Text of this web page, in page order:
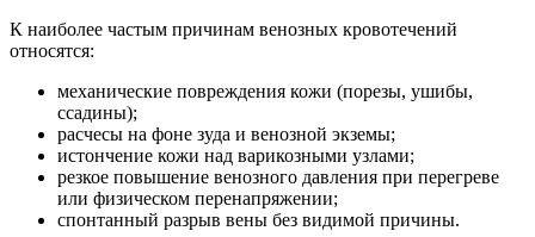
К наиболее частым причинам венозных кровотечений
относятся:
механические повреждения кожи (порезы, ушибы,
ссадины);
расчесы на фоне зуда и венозной экземы;
истончение кожи над варикозными узлами;
резкое повышение венозного давления при перегреве
или физическом перенапряжении;
спонтанный разрыв вены без видимой причины.